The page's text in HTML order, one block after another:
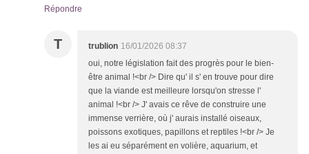
Répondre
T trublion 16/01/2026 08:37
oui, notre législation fait des progrès pour le bien-
être animal !<br /> Dire qu' il s' en trouve pour dire
que la viande est meilleure lorsqu'on stresse l'
animal !<br /> J' avais ce rêve de construire une
immense verrière, où j' aurais installé oiseaux,
poissons exotiques, papillons et reptiles !<br /> Je
les ai eu séparément en volière, aquarium, et